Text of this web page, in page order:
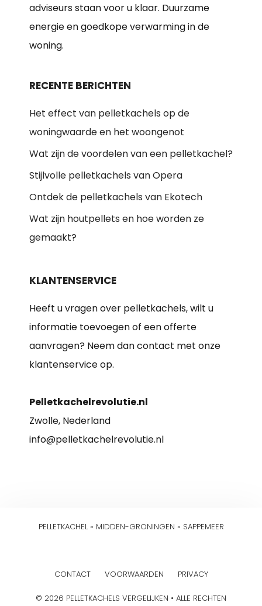
adviseurs staan voor u klaar. Duurzame
energie en goedkope verwarming in de
woning.
RECENTE BERICHTEN
Het effect van pelletkachels op de
woningwaarde en het woongenot
Wat zijn de voordelen van een pelletkachel?
Stijlvolle pelletkachels van Opera
Ontdek de pelletkachels van Ekotech
Wat zijn houtpellets en hoe worden ze
gemaakt?
KLANTENSERVICE
Heeft u vragen over pelletkachels, wilt u
informatie toevoegen of een offerte
aanvragen? Neem dan contact met onze
klantenservice op.
Pelletkachelrevolutie.nl
Zwolle, Nederland
info@pelletkachelrevolutie.nl
PELLETKACHEL» MIDDEN-GRONINGEN » SAPPEMEER
CONTACT VOORWAARDEN PRIVACY
© 2026 PELLETKACHELS VERGELIJKEN • ALLE RECHTEN